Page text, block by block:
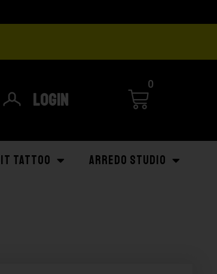
Login
0
TATTOO
ARREDO STUDIO